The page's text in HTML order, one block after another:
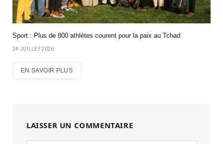
Sport : Plus de 800 athlètes courent pour la paix au Tchad
24 JUILLET 2026
EN SAVOIR PLUS
LAISSER UN COMMENTAIRE